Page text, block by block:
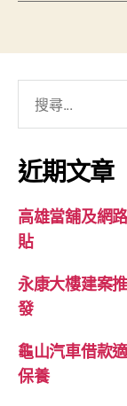
關
鍵
字:
近期文章
高雄當舖及網
貼
永康大樓建案
發
龜山汽車借款
保養